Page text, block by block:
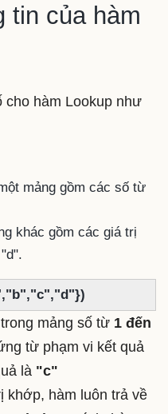
tin của hàm
cho hàm Lookup như
mảng gồm các số từ
khác gồm các giá trị
trong mảng số từ 1 đến
từ phạm vi kết quả
là "c"
khớp, hàm luôn trả về